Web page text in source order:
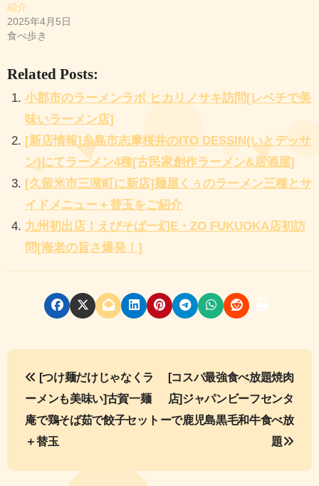
紹介
2025年4月5日
食べ歩き
Related Posts:
小郡市のラーメンラボ ヒカリノサキ訪問[レベチで美
味いラーメン店]
[新店情報]糸島市志摩桜井のITO DESSIN(いとデッサ
ン)にてラーメン4種[古民家創作ラーメン&居酒屋]
[久留米市三潴町に新店]麺屋くぅのラーメン三種とサ
イドメニュー＋替玉をご紹介
九州初出店！えびそば一幻E・ZO FUKUOKA店初訪
問[海老の旨さ爆発！]
投
稿
ナ
ビ
ゲ
[つけ麺だけじゃなくラ
ーメンも美味い]古賀一麺
庵で鶏そば茹で餃子セット
＋替玉
[コスパ最強食べ放題焼肉
店]ジャパンビーフセンタ
ーで鹿児島黒毛和牛食べ放
題